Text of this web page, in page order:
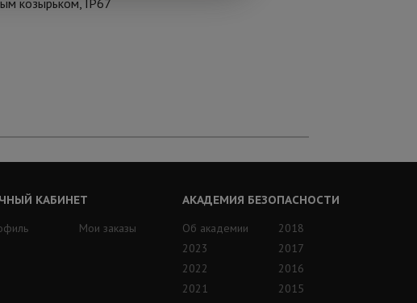
козырьком, IP67
КАБИНЕТ
Мои заказы
АКАДЕМИЯ БЕЗОПАСНОСТИ
Об академии
2023
2022
2021
2018
2017
2016
2015